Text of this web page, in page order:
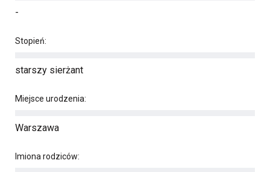
-
Stopień:
starszy sierżant
Miejsce urodzenia:
Warszawa
Imiona rodziców: